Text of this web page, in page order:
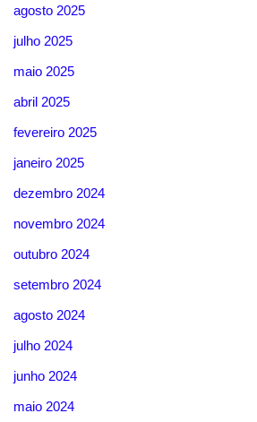
agosto 2025
julho 2025
maio 2025
abril 2025
fevereiro 2025
janeiro 2025
dezembro 2024
novembro 2024
outubro 2024
setembro 2024
agosto 2024
julho 2024
junho 2024
maio 2024